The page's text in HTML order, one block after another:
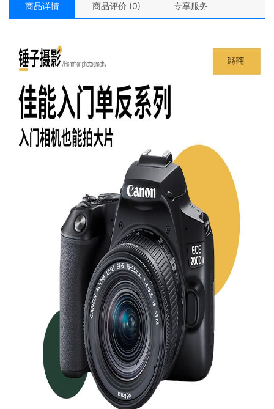
商品详情 商品评价 (0) 专享服务